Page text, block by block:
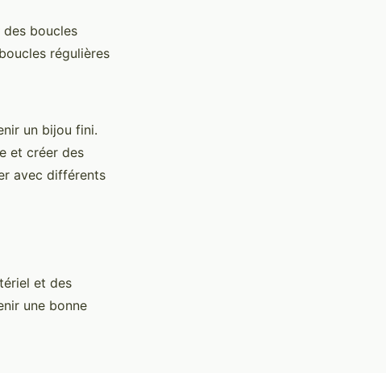
boucles
régulières
un bijou fini.
et créer des
avec différents
et des
une bonne